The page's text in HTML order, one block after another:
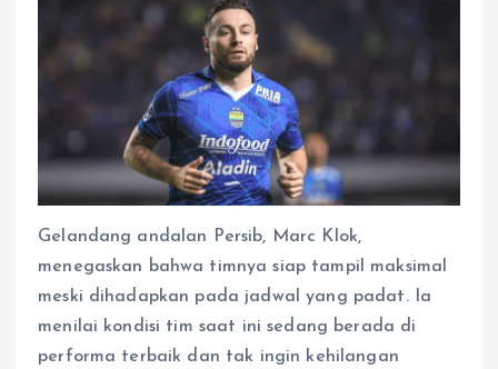
Gelandang andalan Persib, Marc Klok,
menegaskan bahwa timnya siap tampil maksimal
meski dihadapkan pada jadwal yang padat. Ia
menilai kondisi tim saat ini sedang berada di
performa terbaik dan tak ingin kehilangan